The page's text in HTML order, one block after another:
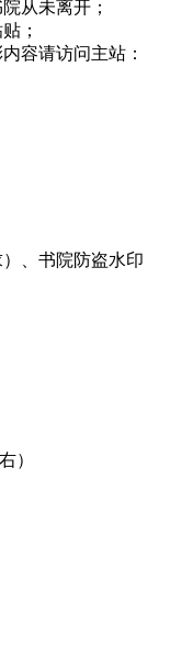
从未离开；
；
容请访问主站：
、书院防盗水印
）